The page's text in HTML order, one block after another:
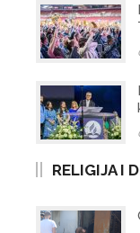
RELIGIJA I